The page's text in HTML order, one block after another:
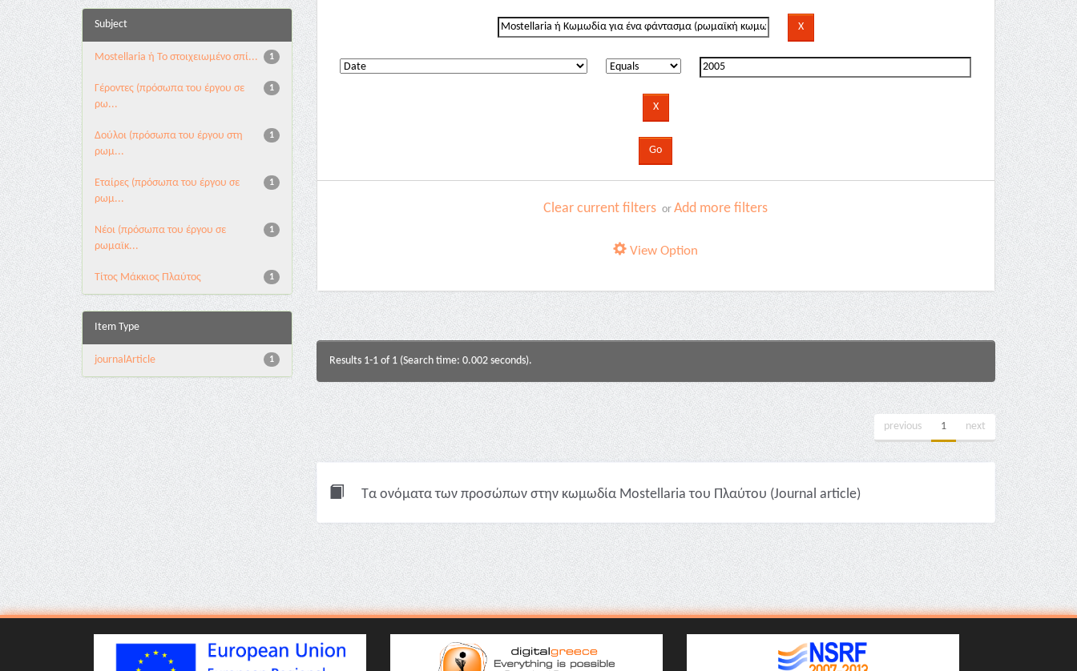
Subject
1
Mostellaria ή Το στοιχειωμένο σπί...
1
Γέροντες (πρόσωπα του έργου σε
ρω...
1
Δούλοι (πρόσωπα του έργου στη
ρωμ...
1
Εταίρες (πρόσωπα του έργου σε
ρωμ...
1
Νέοι (πρόσωπα του έργου σε
ρωμαϊκ...
1
Τίτος Μάκκιος Πλαύτος
Item Type
1
journalArticle
Clear current filters orAdd more filters
View Option
Results 1-1 of 1 (Search time: 0.002 seconds).
previous 1 next
Τα ονόματα των προσώπων στην κωμωδία Mostellaria του Πλαύτου (Journal article)